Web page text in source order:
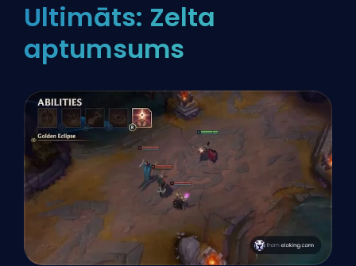
Ultimāts: Zelta
aptumsums